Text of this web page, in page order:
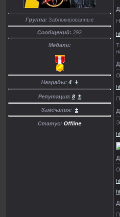
Группа: Заблокированные
Сообщений: 292
Медали:
Награды: 4 +
Репутация: 8 ±
Замечания: ±
Статус: Offline